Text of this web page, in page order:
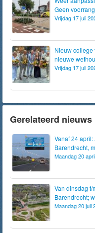
Geen
Vrijdag 17 juli
Nieuw college
nieuwe
Vrijdag 17 juli
Gerelateerd nieuws
Vanaf 24
Barendrecht,
Maandag 20
Van dinsdag t/
Barendrecht;
Maandag 20 juli